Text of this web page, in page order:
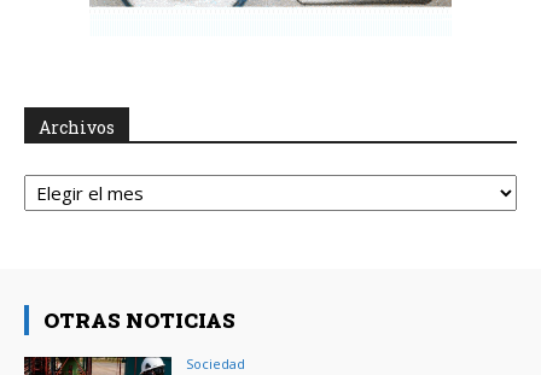
Archivos
Archivos
OTRAS NOTICIAS
Sociedad